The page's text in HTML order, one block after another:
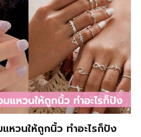
หวนให้ถูกนิ้ว ทำอะไรก็ปัง